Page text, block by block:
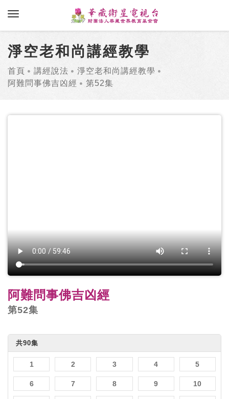
toggle navigation
淨空老和尚講經教學
首頁 講經說法
淨空老和尚講經教學
阿難問事佛吉凶經
第52集
阿難問事佛吉凶經
第52集
共90集
1 2 3 4 5
6 7 8 9 10